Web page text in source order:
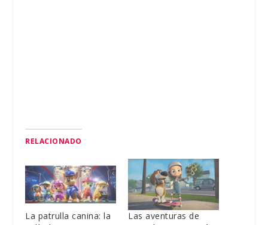
RELACIONADO
La patrulla canina: la
Las aventuras de